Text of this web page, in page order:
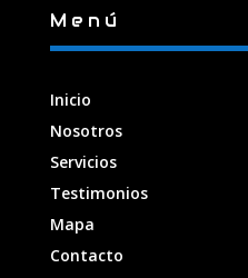
Menú
Inicio
Nosotros
Servicios
Testimonios
Mapa
Contacto